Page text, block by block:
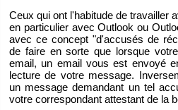
Ceux qui ont l'ha­bi­tude de tra­vailler
en par­ti­cu­lier avec Out­look ou
avec ce concept "d'ac­cu­sés de
de faire en sorte que lorsque
email, un email vous est en­voyé
lec­ture de votre mes­sage.
un mes­sage de­man­dant un tel
votre cor­res­pon­dant at­tes­tant de la